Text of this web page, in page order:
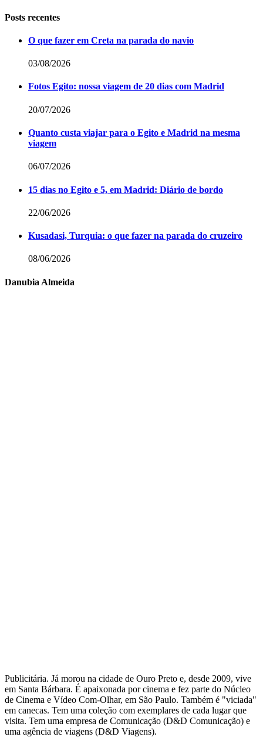
Posts recentes
O que fazer em Creta na parada do navio
03/08/2026
Fotos Egito: nossa viagem de 20 dias com Madrid
20/07/2026
Quanto custa viajar para o Egito e Madrid na mesma
viagem
06/07/2026
15 dias no Egito e 5, em Madrid: Diário de bordo
22/06/2026
Kusadasi, Turquia: o que fazer na parada do cruzeiro
08/06/2026
Danubia Almeida
Publicitária. Já morou na cidade de Ouro Preto e, desde 2009, vive
em Santa Bárbara. É apaixonada por cinema e fez parte do Núcleo
de Cinema e Vídeo Com-Olhar, em São Paulo. Também é "viciada"
em canecas. Tem uma coleção com exemplares de cada lugar que
visita. Tem uma empresa de Comunicação (D&D Comunicação) e
uma agência de viagens (D&D Viagens).